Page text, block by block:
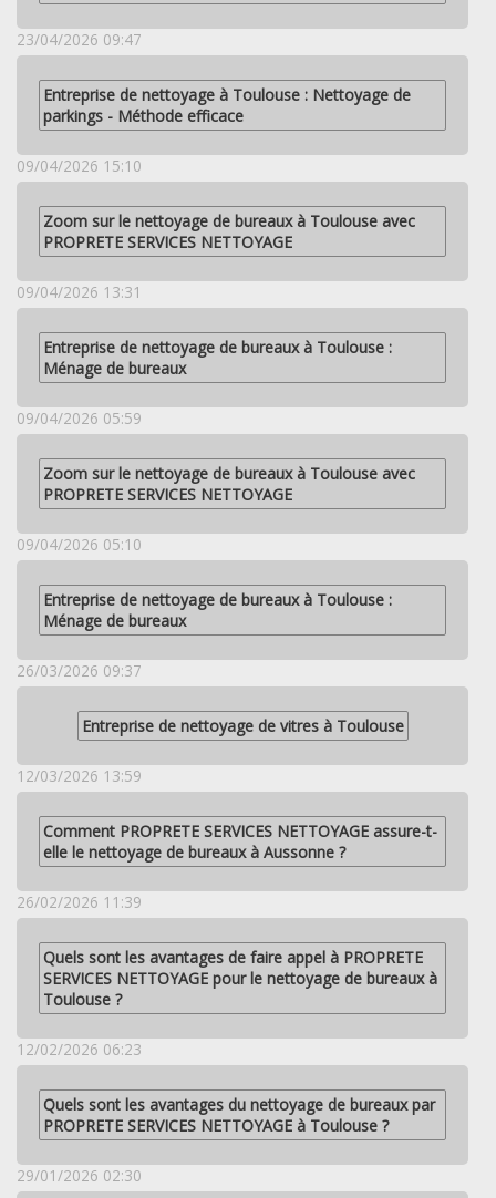
23/04/2026 09:47
Entreprise de nettoyage à Toulouse : Nettoyage de
parkings - Méthode efficace
09/04/2026 15:10
Zoom sur le nettoyage de bureaux à Toulouse avec
PROPRETE SERVICES NETTOYAGE
09/04/2026 13:31
Entreprise de nettoyage de bureaux à Toulouse :
Ménage de bureaux
09/04/2026 05:59
Zoom sur le nettoyage de bureaux à Toulouse avec
PROPRETE SERVICES NETTOYAGE
09/04/2026 05:10
Entreprise de nettoyage de bureaux à Toulouse :
Ménage de bureaux
26/03/2026 09:37
Entreprise de nettoyage de vitres à Toulouse
12/03/2026 13:59
Comment PROPRETE SERVICES NETTOYAGE assure-t-
elle le nettoyage de bureaux à Aussonne ?
26/02/2026 11:39
Quels sont les avantages de faire appel à PROPRETE
SERVICES NETTOYAGE pour le nettoyage de bureaux à
Toulouse ?
12/02/2026 06:23
Quels sont les avantages du nettoyage de bureaux par
PROPRETE SERVICES NETTOYAGE à Toulouse ?
29/01/2026 02:30